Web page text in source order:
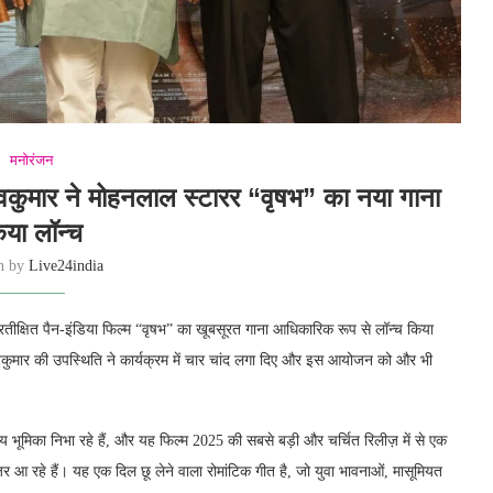
मनोरंजन
ने मोहनलाल स्टारर “वृषभ” का नया गाना
लॉन्च
by Live24india
पैन-इंडिया फिल्म “वृषभ” का खूबसूरत गाना आधिकारिक रूप से लॉन्च किया
की उपस्थिति ने कार्यक्रम में चार चांद लगा दिए और इस आयोजन को और भी
भूमिका निभा रहे हैं, और यह फिल्म 2025 की सबसे बड़ी और चर्चित रिलीज़ में से एक
रहे हैं। यह एक दिल छू लेने वाला रोमांटिक गीत है, जो युवा भावनाओं, मासूमियत